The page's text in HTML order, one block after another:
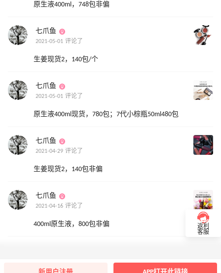
原生液400ml，748包非偏
七爪鱼
2021-05-01 评论了
生姜现货2，140包/个
七爪鱼
2021-05-01 评论了
原生液400ml现货，780包；7代小棕瓶50ml480包
七爪鱼
2021-04-29 评论了
生姜现货2，140包非偏
七爪鱼
2021-04-16 评论了
400ml原生液，800包非偏
返利
客服